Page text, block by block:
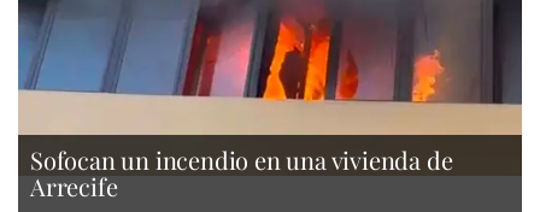
Sofocan un incendio en una vivienda de
Arrecife